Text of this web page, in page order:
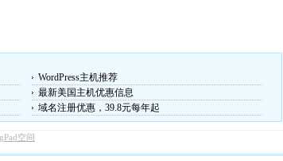
WordPress主机推荐
最新美国主机优惠信息
域名注册优惠，39.8元每年起
空间